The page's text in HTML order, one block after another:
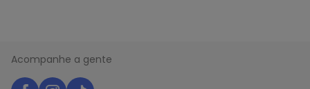
Acompanhe a gente